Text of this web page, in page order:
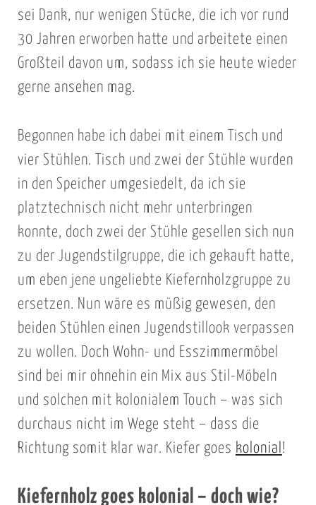
sei Dank, nur wenigen Stücke, die ich vor rund
30 Jahren erworben hatte und arbeitete einen
Großteil davon um, sodass ich sie heute wieder
gerne ansehen mag.
Begonnen habe ich dabei mit einem Tisch und
vier Stühlen. Tisch und zwei der Stühle wurden
in den Speicher umgesiedelt, da ich sie
platztechnisch nicht mehr unterbringen
konnte, doch zwei der Stühle gesellen sich nun
zu der Jugendstilgruppe, die ich gekauft hatte,
um eben jene ungeliebte Kiefernholzgruppe zu
ersetzen. Nun wäre es müßig gewesen, den
beiden Stühlen einen Jugendstillook verpassen
zu wollen. Doch Wohn- und Esszimmermöbel
sind bei mir ohnehin ein Mix aus Stil-Möbeln
und solchen mit kolonialem Touch – was sich
durchaus nicht im Wege steht – dass die
Richtung somit klar war. Kiefer goes kolonial !
Kiefernholz goes kolonial – doch wie?